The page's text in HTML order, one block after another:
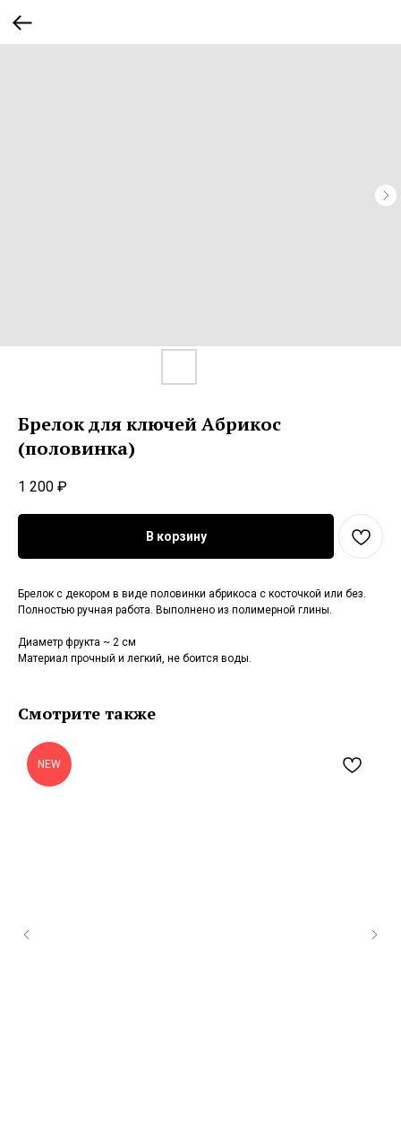
Брелок для ключей Абрикос
(половинка)
1 200 ₽
В корзину
Брелок с декором в виде половинки абрикоса с косточкой или без.
Полностью ручная работа. Выполнено из полимерной глины.
Диаметр фрукта ~ 2 см
Материал прочный и легкий, не боится воды.
Смотрите также
NEW